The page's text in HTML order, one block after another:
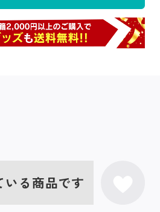
る商品です